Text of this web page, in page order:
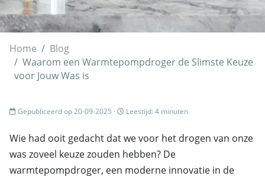
Home
Blog
Waarom een Warmtepompdroger de Slimste Keuze
voor Jouw Was is
Gepubliceerd op 20-09-2025 · Leestijd: 4 minuten
Wie had ooit gedacht dat we voor het drogen van onze
was zoveel keuze zouden hebben? De
warmtepompdroger, een moderne innovatie in de